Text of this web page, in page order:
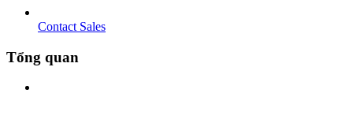
Contact Sales
Tổng quan